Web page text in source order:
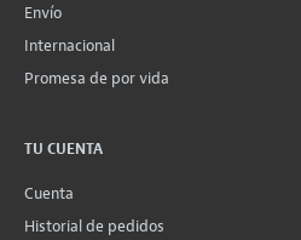
Envío
Internacional
Promesa de por vida
TU CUENTA
Cuenta
Historial de pedidos